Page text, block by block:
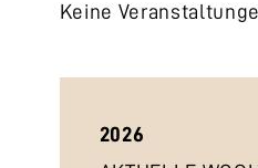
Keine
2026